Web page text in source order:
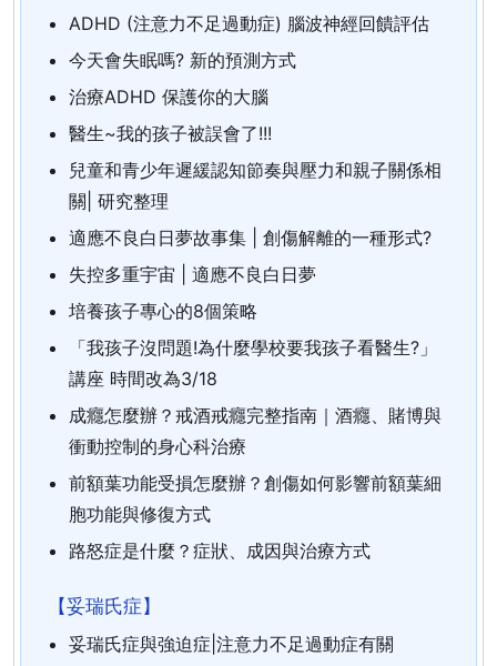
ADHD (注意力不足過動症) 腦波神經回饋評估
今天會失眠嗎? 新的預測方式
治療ADHD 保護你的大腦
醫生~我的孩子被誤會了!!!
兒童和青少年遲緩認知節奏與壓力和親子關係相
關| 研究整理
適應不良白日夢故事集 | 創傷解離的一種形式?
失控多重宇宙 | 適應不良白日夢
培養孩子專心的8個策略
「我孩子沒問題!為什麼學校要我孩子看醫生?」
講座 時間改為3/18
成癮怎麼辦？戒酒戒癮完整指南｜酒癮、賭博與
衝動控制的身心科治療
前額葉功能受損怎麼辦？創傷如何影響前額葉細
胞功能與修復方式
路怒症是什麼？症狀、成因與治療方式
【妥瑞氏症】
妥瑞氏症與強迫症|注意力不足過動症有關